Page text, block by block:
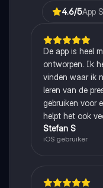
4.6/5App
De app is heel
ontworpen. Ik
vinden waar ik
leren van de
gebruiken voor
helpt het ook
Stefan S
iOS gebruiker